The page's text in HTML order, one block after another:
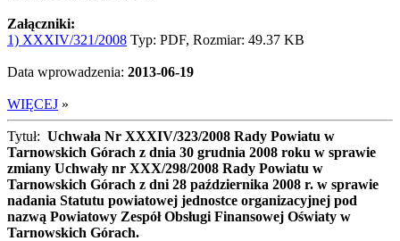
Załączniki:
1) XXXIV/321/2008 Typ: PDF, Rozmiar: 49.37 KB
Data wprowadzenia: 2013-06-19
WIĘCEJ »
Tytuł: Uchwała Nr XXXIV/323/2008 Rady Powiatu w
Tarnowskich Górach z dnia 30 grudnia 2008 roku w sprawie
zmiany Uchwały nr XXX/298/2008 Rady Powiatu w
Tarnowskich Górach z dni 28 października 2008 r. w sprawie
nadania Statutu powiatowej jednostce organizacyjnej pod
nazwą Powiatowy Zespół Obsługi Finansowej Oświaty w
Tarnowskich Górach.